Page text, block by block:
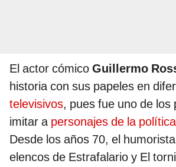
El actor cómico Guillermo
historia con sus papeles en
televisivos, pues fue uno de los
imitar a personajes de la
Desde los años 70, el
elencos de Estrafalario y El